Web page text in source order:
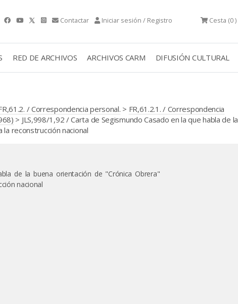
Contactar Iniciar sesión / Registro Cesta (0 )
RED DE ARCHIVOS ARCHIVOS CARM DIFUSIÓN CULTURAL
/ Correspondencia personal. > FR,61.2.1. / Correspondencia
> JLS,998/1,92 / Carta de Segismundo Casado en la que habla de la
reconstrucción nacional
de la buena orientación de "Crónica Obrera"
nacional